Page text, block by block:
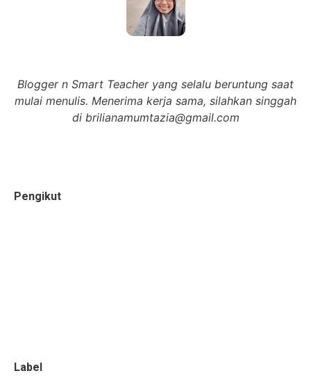
Blogger n Smart Teacher yang selalu beruntung saat
mulai menulis. Menerima kerja sama, silahkan singgah
di brilianamumtazia@gmail.com
Pengikut
Label